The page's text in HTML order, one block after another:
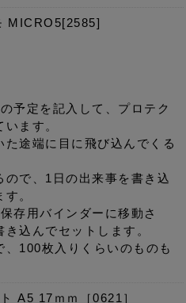
MICRO5[2585]
予定を記入して、プロテク
ます。
途端に目に飛び込んでくる
ので、1日の出来事を書き込
。
存用バインダーに移動さ
込んでセットします。
100枚入りくらいのものも
A5 17ｍｍ［0621］